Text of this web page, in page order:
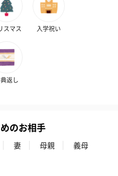
スマス 入学祝い
返し
のお相手
妻 母親
義母